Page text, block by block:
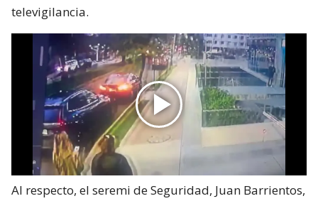
televigilancia.
Al respecto, el seremi de Seguridad, Juan Barrientos,